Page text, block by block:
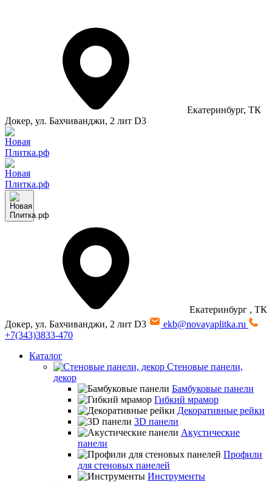
Екатеринбург, ТК
Докер, ул. Бахчиванджи, 2 лит D3
Екатеринбург , ТК
Докер, ул. Бахчиванджи, 2 лит D3
ekb@novayaplitka.ru
+7(343)3833-470
Каталог
Стеновые панели,
декор
Бамбуковые панели
Гибкий мрамор
Декоративные рейки
3D панели
Акустические
панели
Профили
для стеновых панелей
Инструменты